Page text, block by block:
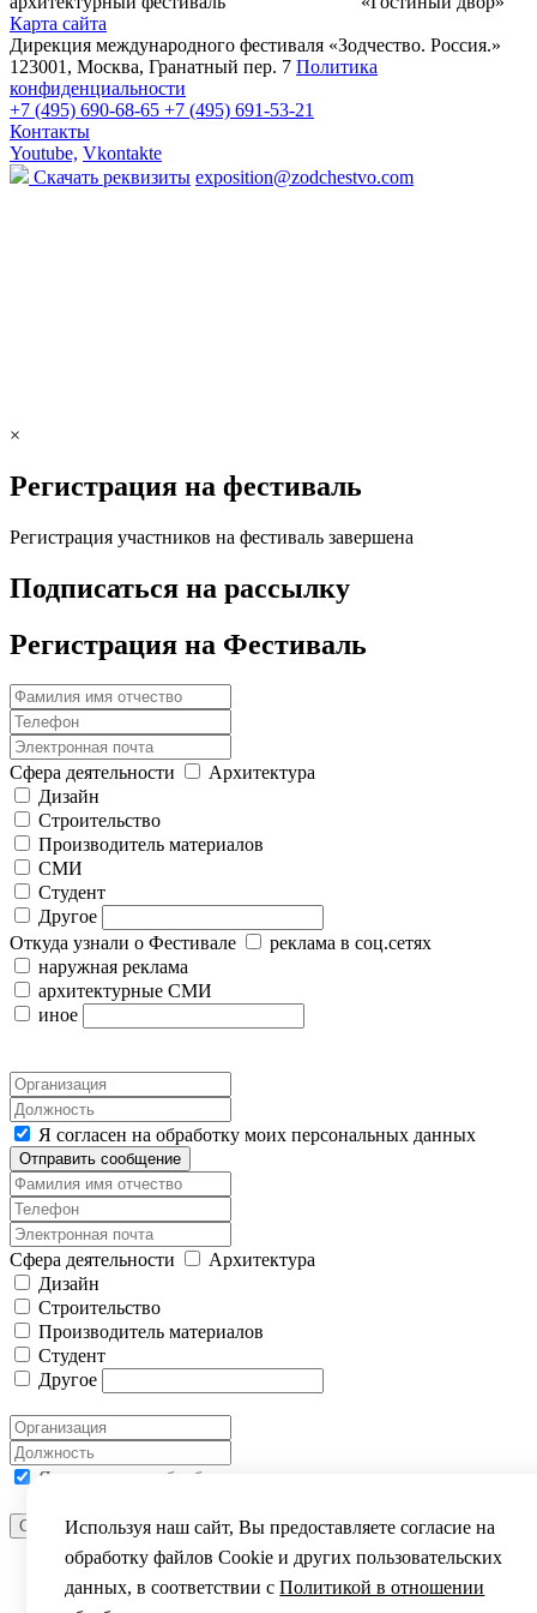
Карта сайта
Дирекция международного фестиваля «Зодчество. Россия.»
123001, Москва, Гранатный пер. 7 Политика
конфиденциальности
+7 (495) 690-68-65 +7 (495) 691-53-21
Контакты
Youtube, Vkontakte
Скачать реквизиты exposition@zodchestvo.com
×
Регистрация на фестиваль
Регистрация участников на фестиваль завершена
Подписаться на рассылку
Регистрация на Фестиваль
Сфера деятельности
Архитектура
Дизайн
Строительство
Производитель материалов
СМИ
Студент
Другое
Откуда узнали о Фестивале
реклама в соц.сетях
наружная реклама
архитектурные СМИ
иное
Я согласен на обработку моих персональных данных
Отправить сообщение
Сфера деятельности
Архитектура
Дизайн
Строительство
Производитель материалов
Студент
Другое
Я согласен на обработку моих персональных данных
Отправить сообщение
ВЫ УСПЕШНО ЗАРЕГИСТРИРОВАНЫ
Используя наш сайт, Вы предоставляете согласие на
обработку файлов Сookie и других пользовательских
данных, в соответствии сПолитикой в отношении